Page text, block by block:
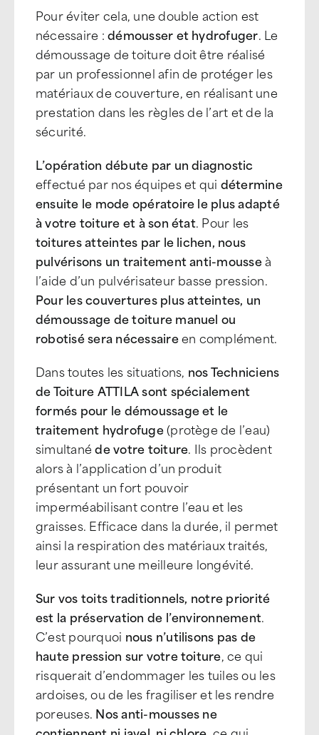
Pour éviter cela, une double action est
nécessaire :démousser et hydrofuger. Le
démoussage de toiture doit être réalisé
par un professionnel afin de protéger les
matériaux de couverture, en réalisant une
prestation dans les règles de l’art et de la
sécurité.
L’opération débute par un diagnostic
effectué par nos équipes et qui détermine
ensuite le mode opératoire le plus adapté
à votre toiture et à son état. Pour les
toitures atteintes par le lichen, nous
pulvérisons un traitement anti-mousseà
l’aide d’un pulvérisateur basse pression.
Pour les couvertures plus atteintes, un
démoussage de toiture manuel ou
robotisé sera nécessaireen complément.
Dans toutes les situations, nos Techniciens
de Toiture ATTILA sont spécialement
formés pour le démoussage et le
traitement hydrofuge(protège de l’eau)
simultanéde votre toiture. Ils procèdent
alors à l’application d’un produit
présentant un fort pouvoir
imperméabilisant contre l’eau et les
graisses. Efficace dans la durée, il permet
ainsi la respiration des matériaux traités,
leur assurant une meilleure longévité.
Sur vos toits traditionnels, notre priorité
est la préservation de l’environnement.
C’est pourquoi nous n’utilisons pas de
haute pression sur votre toiture, ce qui
risquerait d’endommager les tuiles ou les
ardoises, ou de les fragiliser et les rendre
poreuses. Nos anti-mousses ne